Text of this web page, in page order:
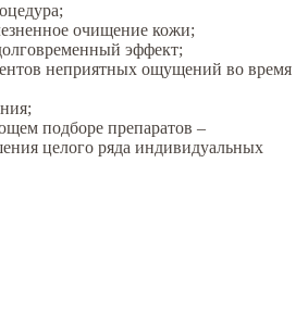
очищение кожи;
эффект;
неприятных ощущений во время
подборе препаратов –
целого ряда индивидуальных